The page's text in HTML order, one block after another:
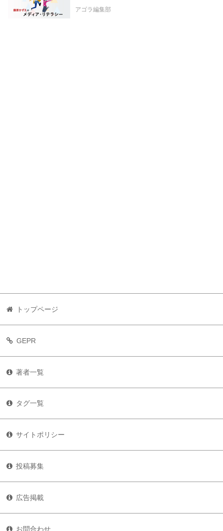
アゴラ編集部
トップページ
GEPR
著者一覧
タグ一覧
サイトポリシー
投稿募集
広告掲載
お問合わせ